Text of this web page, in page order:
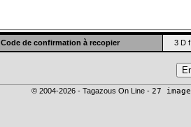
Code de confirmation à recopier 3 D
© 2004-2026 - Tagazous On Line - 27